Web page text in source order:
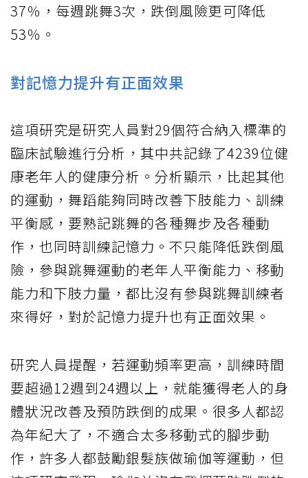
37％，每週跳舞3次，跌倒風險更可降低
53％。
對記憶力提升有正面效果
這項研究是研究人員對29個符合納入標準的
臨床試驗進行分析，其中共記錄了4239位健
康老年人的健康分析。分析顯示，比起其他
的運動，舞蹈能夠同時改善下肢能力、訓練
平衡感，要熟記跳舞的各種舞步及各種動
作，也同時訓練記憶力。不只能降低跌倒風
險，參與跳舞運動的老年人平衡能力、移動
能力和下肢力量，都比沒有參與跳舞訓練者
來得好，對於記憶力提升也有正面效果。
研究人員提醒，若運動頻率更高，訓練時間
要超過12週到24週以上，就能獲得老人的身
體狀況改善及預防跌倒的成果。很多人都認
為年紀大了，不適合太多移動式的腳步動
作，許多人都鼓勵銀髮族做瑜伽等運動，但